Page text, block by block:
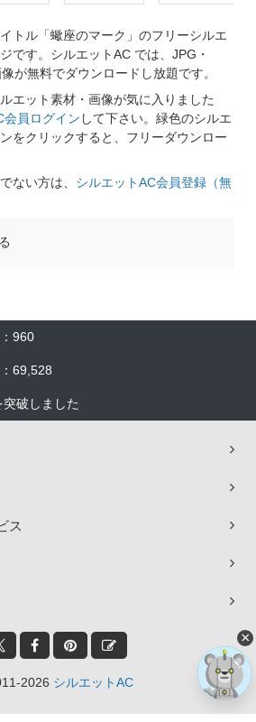
トル「蠍座のマーク」のフリーシルエ
です。シルエットAC では、JPG・
が無料でダウンロードし放題です。
エット素材・画像が気に入りました
会員ログイン して下さい。緑色のシルエ
をクリックすると、フリーダウンロー
ない方は、 シルエットAC会員登録（無
960
69,528
破しました
ス
2026 シルエットAC
×